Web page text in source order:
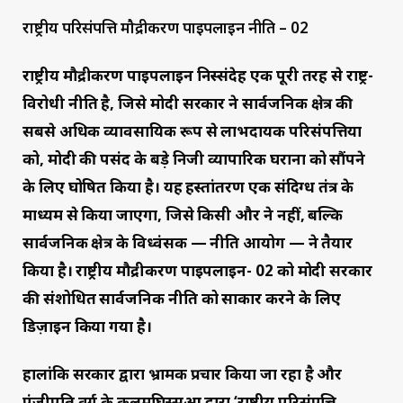
राष्ट्रीय परिसंपत्ति मौद्रीकरण पाइपलाइन नीति – 02
राष्ट्रीय मौद्रीकरण पाइपलाइन निस्संदेह एक पूरी तरह से राष्ट्र-
विरोधी नीति है, जिसे मोदी सरकार ने सार्वजनिक क्षेत्र की
सबसे अधिक व्यावसायिक रूप से लाभदायक परिसंपत्तियों
को, मोदी की पसंद के बड़े निजी व्यापारिक घरानों को सौंपने
के लिए घोषित किया है। यह हस्तांतरण एक संदिग्ध तंत्र के
माध्यम से किया जाएगा, जिसे किसी और ने नहीं, बल्कि
सार्वजनिक क्षेत्र के विध्वंसक — नीति आयोग — ने तैयार
किया है। राष्ट्रीय मौद्रीकरण पाइपलाइन- 02 को मोदी सरकार
की संशोधित सार्वजनिक नीति को साकार करने के लिए
डिज़ाइन किया गया है।
हालांकि सरकार द्वारा भ्रामक प्रचार किया जा रहा है और